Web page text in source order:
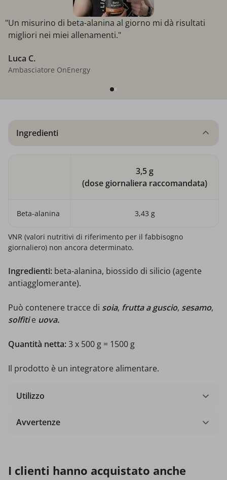
"Un misurino di beta-alanina al giorno mi dà risultati
migliori nei miei allenamenti."
Luca C.
Ambasciatore OnEnergy
Ingredienti
3,5 g
(dose giornaliera raccomandata)
Beta-alanina 3,43 g
VNR (valori nutritivi di riferimento per il fabbisogno
giornaliero) non ancora determinato.
Ingredienti: beta-alanina, biossido di silicio (agente
antiagglomerante).
Può contenere tracce di soia, frutta a guscio, sesamo,
solfitie uova.
Quantità netta:3 x 500 g = 1500 g
Il prodotto è un integratore alimentare.
Utilizzo
Avvertenze
I clienti hanno acquistato anche